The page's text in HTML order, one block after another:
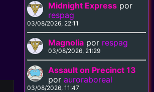
Midnight Express por
respag
03/08/2026, 22:11
Magnolia por respag
03/08/2026, 21:29
Assault on Precinct 13
porauroraboreal
03/08/2026, 11:47